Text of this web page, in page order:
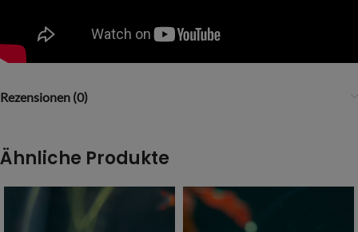
Rezensionen (0)
Ähnliche Produkte